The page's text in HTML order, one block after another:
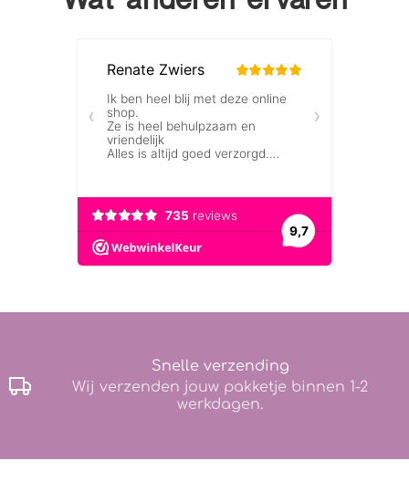
Snelle verzending
Wij verzenden jouw pakketje binnen 1-2
werkdagen.